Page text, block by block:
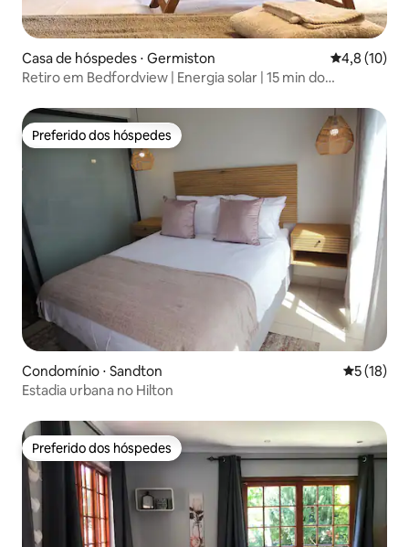
Casa de hóspedes ⋅ Germiston 4,8 de uma
4,8 (10)
Retiro em Bedfordview | Energia solar | 15 min do
Preferido dos hóspedes
Preferido dos hóspedes
Condomínio ⋅ Sandton 5 de uma
5 (18)
Estadia urbana no Hilton
Preferido dos hóspedes
Preferido dos hóspedes